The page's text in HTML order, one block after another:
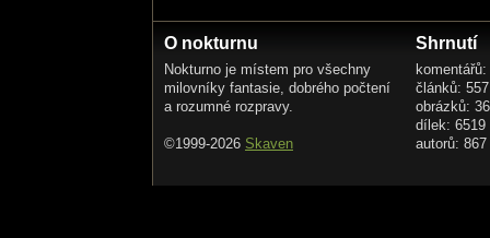
O nokturnu
Nokturno je místem pro všechny
milovníky fantasie, dobrého počtení
a rozumné rozpravy.
©1999-2026 Skaven
Shrnutí
článků: 557
obrázků:
dílek: 6519
autorů: 867